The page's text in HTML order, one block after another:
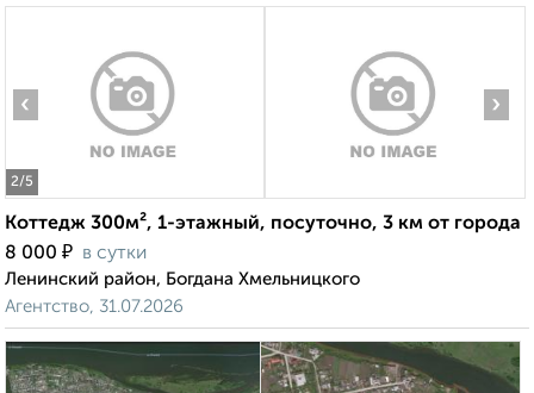
2/5
‹ ›
Коттедж 300м², 1-этажный, посуточно, 3 км от города
8 000 ₽ в сутки
Ленинский район, Богдана Хмельницкого
Агентство, 31.07.2026